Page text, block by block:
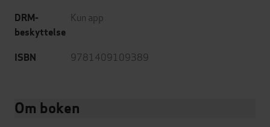
DRM-
beskyttelse
Kun app
ISBN 9781409109389
Om boken